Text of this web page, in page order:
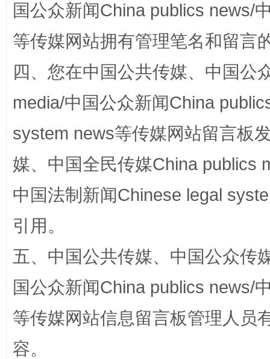
招工难、用工荒背后
网上购药对药下症？
国公众新闻China publics news/
等传媒网站拥有管理笔名和留言
四、您在中国公共传媒、中国公
media/中国公众新闻China
system news等传媒网站留言板
媒、中国全民传媒China publics
中国法制新闻Chinese legal
引用。
五、中国公共传媒、中国公众传
国公众新闻China publics news/
等传媒网站信息留言板管理人员
容。